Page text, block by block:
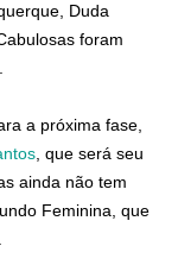
Duda
foram
a próxima fase,
, que será seu
ainda não tem
Feminina, que